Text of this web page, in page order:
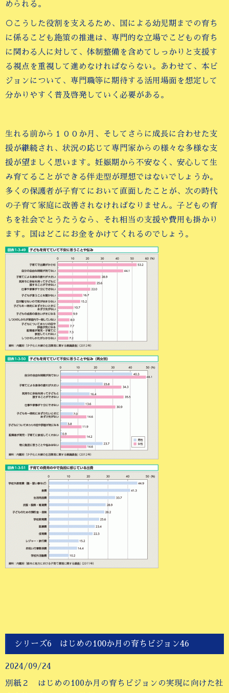
められる。
○こうした役割を支えるため、国による幼児期までの育ち
に係るこども施策の推進は、専門的な立場でこどもの育ち
に関わる人に対して、体制整備を含めてしっかりと支援す
る視点を重視して進めなければならない。あわせて、本ビ
ジョンについて、専門職等に期待する活用場面を想定して
分かりやすく普及啓発していく必要がある。
生れる前から１００か月、そしてさらに成長に合わせた支
援が継続され、状況の応じて専門家からの様々な多様な支
援が望ましく思います。妊娠期から不安なく、安心して生
み育てることができる伴走型が理想ではないでしょうか。
多くの保護者が子育てにおいて直面したことが、次の時代
の子育て家庭に改善されなければなりません。子どもの育
ちを社会でとうたうなら、それ相当の支援や費用も掛かり
ます。国はどこにお金をかけてくれるのでしょう。
シリーズ6 はじめの100か月の育ちビジョン46
2024/09/24
別紙２ はじめの100か月の育ちビジョンの実現に向けた社